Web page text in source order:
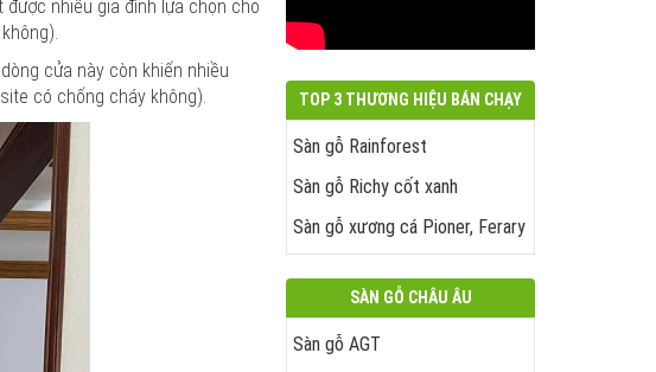
nhiều gia đình lựa chọn cho
cửa này còn khiến nhiều
có chống cháy không).
TOP 3 THƯƠNG HIỆU BÁN CHẠY
Sàn gỗ Rainforest
Sàn gỗ Richy cốt xanh
Sàn gỗ xương cá Pioner, Ferary
SÀN GỖ CHÂU ÂU
Sàn gỗ AGT